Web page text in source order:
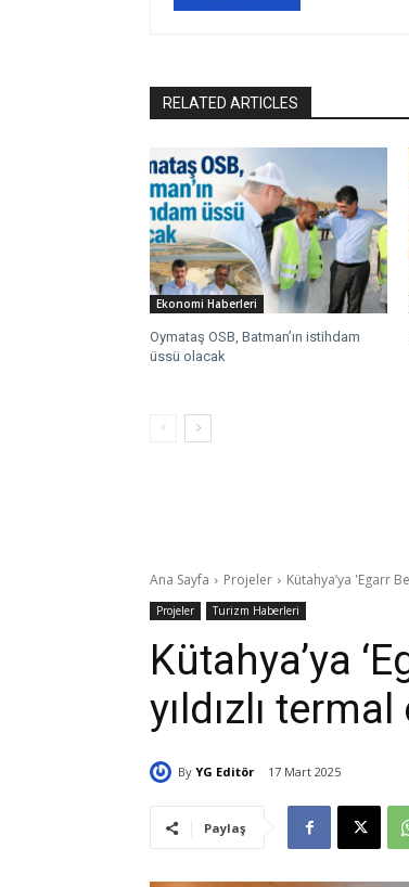
RELATED ARTICLES
Ekonomi Haberleri
Oymataş OSB, Batman’ın istihdam
üssü olacak